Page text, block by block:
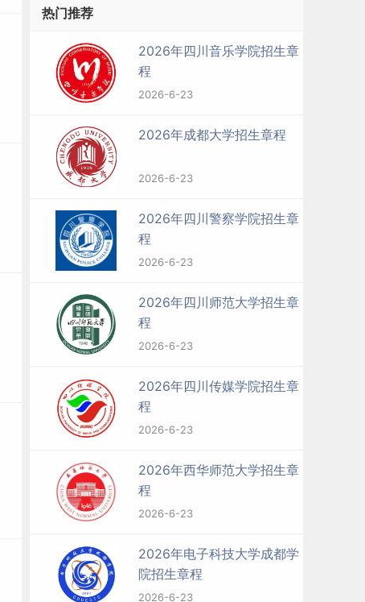
热门推荐
2026年四川音乐学院招生章
程
2026-6-23
2026年成都大学招生章程
2026-6-23
2026年四川警察学院招生章
程
2026-6-23
2026年四川师范大学招生章
程
2026-6-23
2026年四川传媒学院招生章
程
2026-6-23
2026年西华师范大学招生章
程
2026-6-23
2026年电子科技大学成都学
院招生章程
2026-6-23